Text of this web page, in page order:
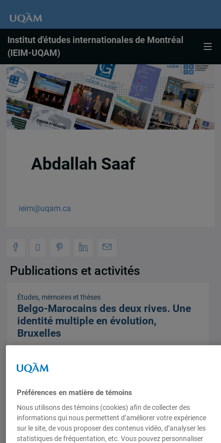
Institut d'études internationales de Montréal
(IEIM-UQAM)
Abdallah Saaf
ieim@uqam.ca
Publications et activités
Études, mémoires et thèses
Belgo-Marocains des deux rives. Une
identité multiple en évolution,
Bruxelles
Préférences en matière de témoins
Nous utilisons des témoins (cookies) afin de collecter des
informations qui nous permettent d’améliorer votre expérience
sur le site, de vous proposer des contenus vidéo, d’analyser les
statistiques de fréquentation, etc. Vous pouvez personnaliser